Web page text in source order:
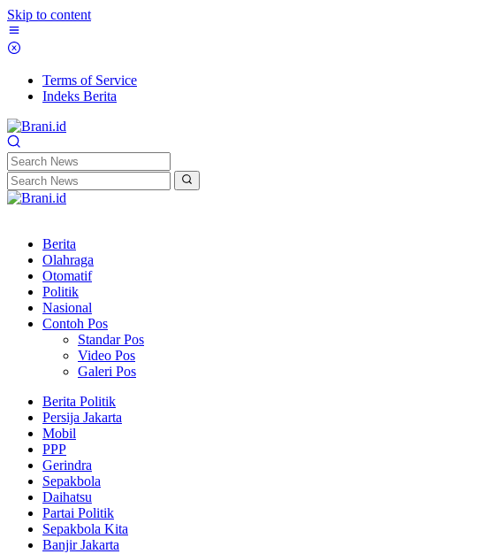
Skip to content
Terms of Service
Indeks Berita
Berita
Olahraga
Otomatif
Politik
Nasional
Contoh Pos
Standar Pos
Video Pos
Galeri Pos
Berita Politik
Persija Jakarta
Mobil
PPP
Gerindra
Sepakbola
Daihatsu
Partai Politik
Sepakbola Kita
Banjir Jakarta